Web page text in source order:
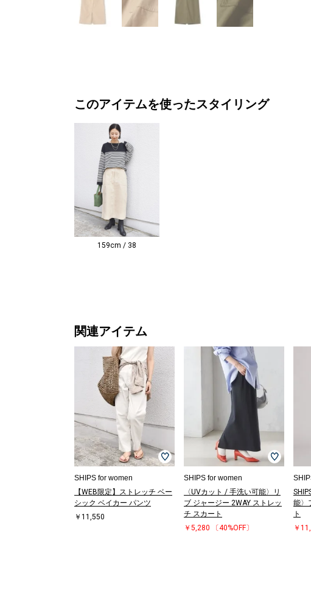
このアイテムを使ったスタイリング
159cm / 38
関連アイテム
SHIPS for women
【WEB限定】ストレッチ ベー
シック ベイカー パンツ
￥11,550
SHIPS for women
〈UVカット / 手洗い可能〉リ
ブ ジャージー 2WAY ストレッ
チ スカート
￥5,280
〔40%OFF〕
能〉
ト
￥